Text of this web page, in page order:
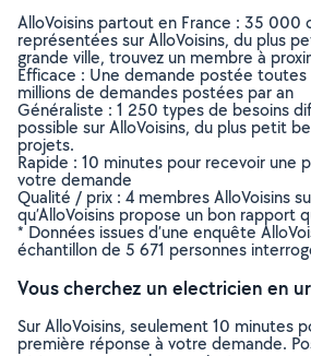
AlloVoisins partout en France : 35 000
représentées sur AlloVoisins, du plus
grande ville, trouvez un membre à
Efficace : Une demande postée toutes
millions de demandes postées par an
Généraliste : 1 250 types de besoins
possible sur AlloVoisins, du plus petit
projets.
Rapide : 10 minutes pour recevoir une
votre demande
Qualité / prix : 4 membres AlloVoisins
qu’AlloVoisins propose un bon rapport
* Données issues d’une enquête
échantillon de 5 671 personnes
Vous cherchez un electricien en
Sur AlloVoisins, seulement 10 minutes
première réponse à votre demande.